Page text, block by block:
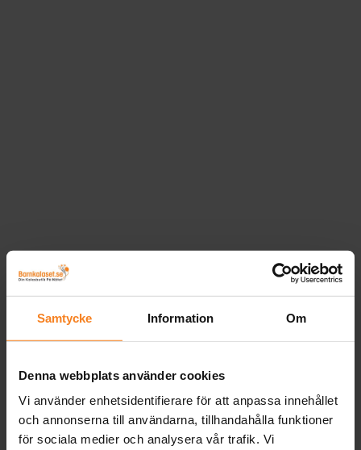
Samtycke Information Om
Denna webbplats använder cookies
Vi använder enhetsidentifierare för att anpassa innehållet
och annonserna till användarna, tillhandahålla funktioner
för sociala medier och analysera vår trafik. Vi